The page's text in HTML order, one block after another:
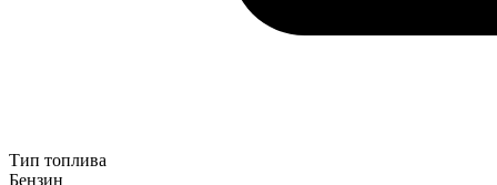
Тип топлива
Бензин